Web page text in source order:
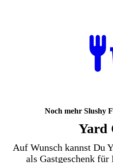
Noch mehr Slushy
Yard
Auf Wunsch kannst Du
als Gastgeschenk für